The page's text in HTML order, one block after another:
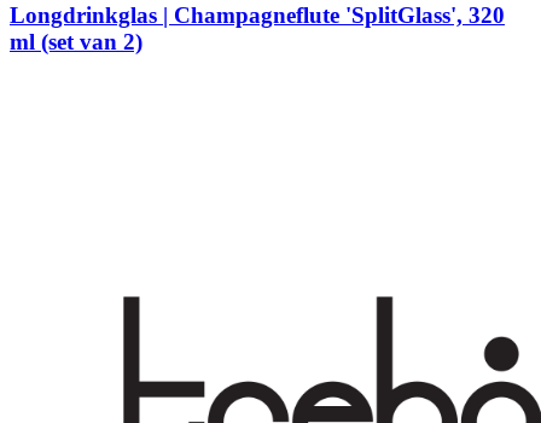
Longdrinkglas | Champagneflute 'SplitGlass', 320
ml (set van 2)